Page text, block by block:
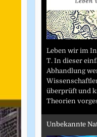
Leben wir im
T. In dieser
Abhandlung
überprüft und
Theorien
Unbekannte